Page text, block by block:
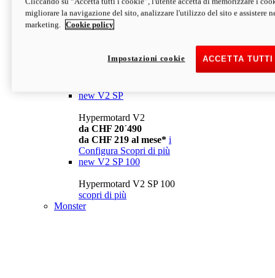
da CHF 13´990
Configura Scopri di più
newV2
da CHF 15´990
new V2 SP
Hypermotard V2
da CHF 20´490
da CHF 219 al mese* i
Configura Scopri di più
new V2 SP 100
Hypermotard V2 SP 100
scopri di più
Monster
migliorare la navigazione del sito, analizzare l'utilizzo del sito e assistere
marketing.
Cookie policy
ACCETTA
Impostazioni cookie